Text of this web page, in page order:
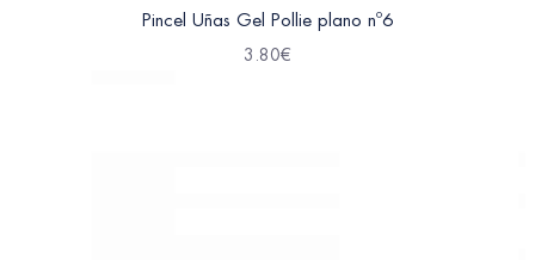
Pincel Uñas Gel Pollie plano nº6
3.80€